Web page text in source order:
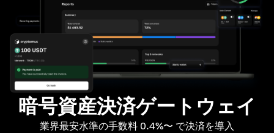
暗号資産決済ゲートウェイ
業界最安水準の手数料 0.4%〜 で決済を導入